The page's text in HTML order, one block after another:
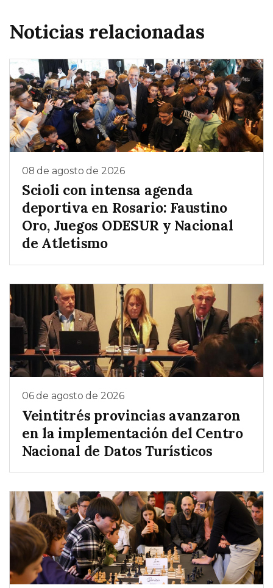
Noticias relacionadas
08 de agosto de 2026
Scioli con intensa agenda
deportiva en Rosario: Faustino
Oro, Juegos ODESUR y Nacional
de Atletismo
06 de agosto de 2026
Veintitrés provincias avanzaron
en la implementación del Centro
Nacional de Datos Turísticos